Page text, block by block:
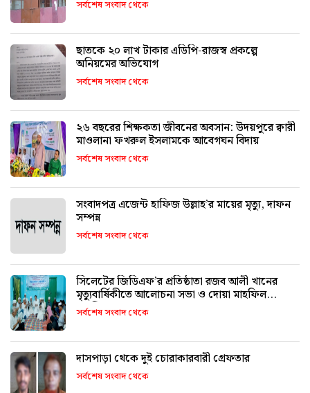
সর্বশেষ সংবাদ থেকে
ছাতকে ২০ লাখ টাকার এডিপি-রাজস্ব প্রকল্পে
অনিয়মের অভিযোগ
সর্বশেষ সংবাদ থেকে
২৬ বছরের শিক্ষকতা জীবনের অবসান: উদয়পুরে ক্বারী
মাওলানা ফখরুল ইসলামকে আবেগঘন বিদায়
সর্বশেষ সংবাদ থেকে
সংবাদপত্র এজেন্ট হাফিজ উল্লাহ’র মায়ের মৃত্যু, দাফন
সম্পন্ন
সর্বশেষ সংবাদ থেকে
সিলেটের জিডিএফ’র প্রতিষ্ঠাতা রজব আলী খানের
মৃত্যুবার্ষিকীতে আলোচনা সভা ও দোয়া মাহফিল
অনুষ্ঠিত
সর্বশেষ সংবাদ থেকে
দাসপাড়া থেকে দুই চোরাকারবারী গ্রেফতার
সর্বশেষ সংবাদ থেকে